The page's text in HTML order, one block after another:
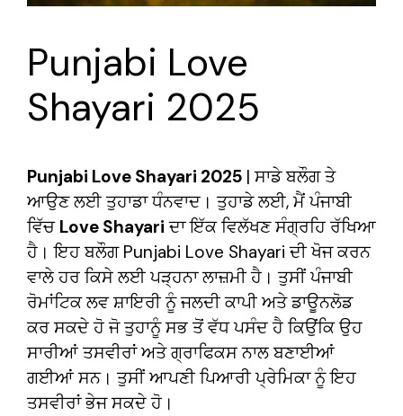
Punjabi Love
Shayari 2025
Punjabi Love Shayari 2025 | ਸਾਡੇ ਬਲੌਗ ਤੇ
ਆਉਣ ਲਈ ਤੁਹਾਡਾ ਧੰਨਵਾਦ। ਤੁਹਾਡੇ ਲਈ, ਮੈਂ ਪੰਜਾਬੀ
ਵਿੱਚ Love Shayari ਦਾ ਇੱਕ ਵਿਲੱਖਣ ਸੰਗ੍ਰਹਿ ਰੱਖਿਆ
ਹੈ। ਇਹ ਬਲੌਗ Punjabi Love Shayari ਦੀ ਖੋਜ ਕਰਨ
ਵਾਲੇ ਹਰ ਕਿਸੇ ਲਈ ਪੜ੍ਹਨਾ ਲਾਜ਼ਮੀ ਹੈ। ਤੁਸੀਂ ਪੰਜਾਬੀ
ਰੋਮਾਂਟਿਕ ਲਵ ਸ਼ਾਇਰੀ ਨੂੰ ਜਲਦੀ ਕਾਪੀ ਅਤੇ ਡਾਊਨਲੋਡ
ਕਰ ਸਕਦੇ ਹੋ ਜੋ ਤੁਹਾਨੂੰ ਸਭ ਤੋਂ ਵੱਧ ਪਸੰਦ ਹੈ ਕਿਉਂਕਿ ਉਹ
ਸਾਰੀਆਂ ਤਸਵੀਰਾਂ ਅਤੇ ਗ੍ਰਾਫਿਕਸ ਨਾਲ ਬਣਾਈਆਂ
ਗਈਆਂ ਸਨ। ਤੁਸੀਂ ਆਪਣੀ ਪਿਆਰੀ ਪ੍ਰੇਮਿਕਾ ਨੂੰ ਇਹ
ਤਸਵੀਰਾਂ ਭੇਜ ਸਕਦੇ ਹੋ।